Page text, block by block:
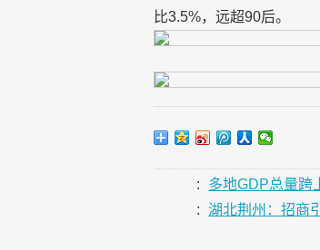
比3.5%，远超90后。
:
多地GDP总量跨
:
湖北荆州：招商